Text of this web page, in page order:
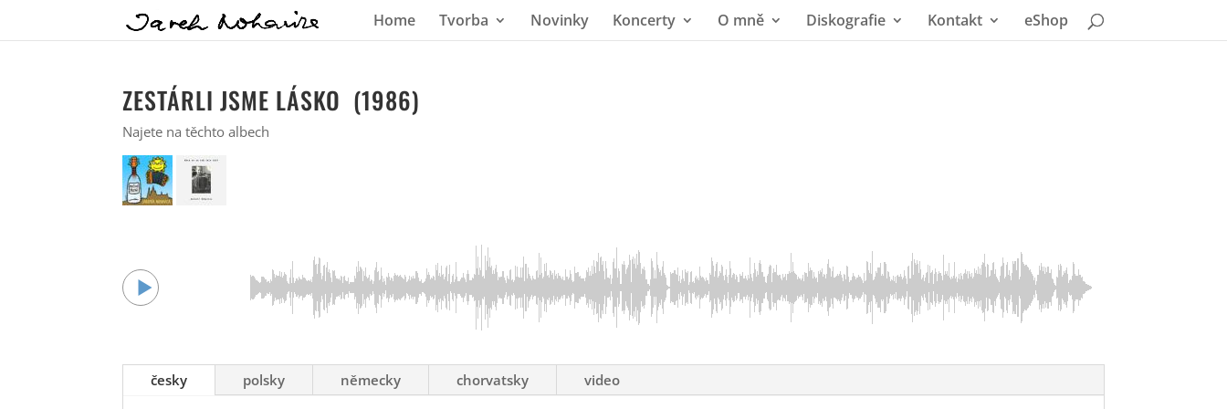
Home Tvorba Novinky Koncerty O mně Diskografie Kontakt eShop
ZESTÁRLI JSME LÁSKO (1986)
Najete na těchto albech
česky polsky německy chorvatsky video